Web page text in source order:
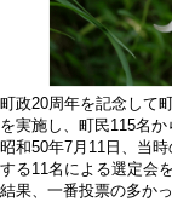
町政20周年を記念して
を実施し、町民115名か
昭和50年7月11日、当
する11名による選定会を
結果、一番投票の多か